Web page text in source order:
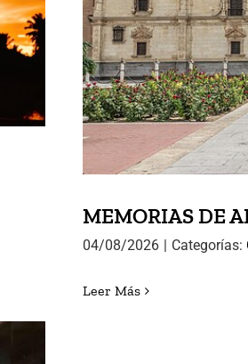
MEMORIAS DE
04/08/2026 Categorías:
Leer Más